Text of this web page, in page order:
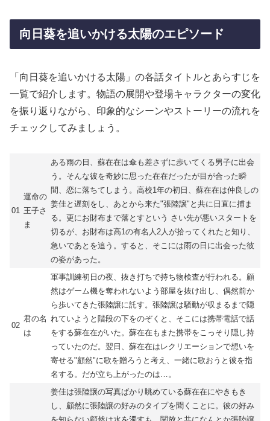
向日葵を追いかける太陽のエピソード
「向日葵を追いかける太陽」の各話タイトルとあらすじを
一覧で紹介します。物語の展開や登場キャラクターの変化
を振り返りながら、印象的なシーンやストーリーの流れを
チェックしてみましょう。
01
運命の
王子さ
ま
ある雨の日、蘇在在は傘も差さずに歩いてくる男子に出会
う。そんな彼を奇妙に思った在在だったが目が合った瞬
間、恋に落ちてしまう。高校1年の初日、蘇在在は仲良しの
姜佳と遅刻をし、あとから来た"張陸譲"と共に日直に捕ま
る。更にお財布まで落とすという さい先が悪いスタートを
切るが、お財布は高1の有名人2人が拾ってくれたと知り、
急いであとを追う。すると、そこには雨の日に出会った彼
の姿があった。
02
君の名
は
軍事訓練初日の夜、抜き打ちで持ち物検査が行われる。顧
然はゲーム機を奪われないよう部屋を抜け出し、偶然前か
ら歩いてきた張陸譲に託す。張陸譲は騒動が収まるまで隠
れていようと階段の下をのぞくと、そこには携帯電話で話
をする蘇在在がいた。蘇在在もまた携帯をこっそり隠し持
っていたのだ。翌日、蘇在在はレクリエーションで想いを
寄せる"顧然"に歌を贈ろうと考え、一緒に歌おうと彼を指
名する。だが立ち上がったのは…。
姜佳は張陸譲の写真ばかり眺めている蘇在在にやきもき
し、顧然に張陸譲の好みのタイプを聞くことに。彼の好み